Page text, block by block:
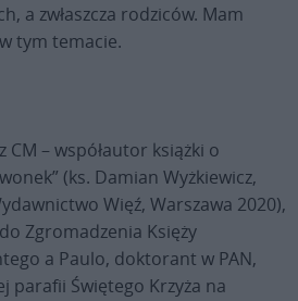
a zwłaszcza rodziców. Mam
tym temacie.
CM – współautor książki o
(ks. Damian Wyżkiewicz,
Więź, Warszawa 2020),
Zgromadzenia Księży
a Paulo, doktorant w PAN,
parafii Świętego Krzyża na